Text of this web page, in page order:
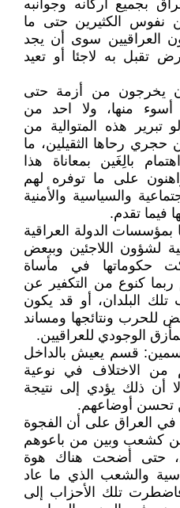
بجميع أركانه وجوانبه
نفوس الكثيرين حتى ما
العراقيين سوى أن يجد
تقبل به لاجئا أو تعيد
يخرجون من أزمة حتى
منها، ولا احد من
هذه المتوالية من
حجري رحاها الثقيلين، ما
بالِغَين بمعاناة هذا
على ما توفره لهم
والسياسية والأمنية
فيما تقدم.
بمؤسسات الدولة العراقية
لشؤون اللاجئين وببعض
حكوماتها في مأساة
ربما كنوع من التكفير عن
البلدان، أو قد يكون
للحرب ونتائجها ومساند
الوجودي للعراقيين.
قسم يعيش بالداخل
من الاختلاف في نوعية
إلا أن ذلك يؤدي إلى نتيجة
تحسن أوضاعهم.
في العراق على أن الفجوة
كشعب وبين من باعوهم
حتى أضحت هناك هوة
والشعب الذي ما عاد
تلك الأحزاب إلى